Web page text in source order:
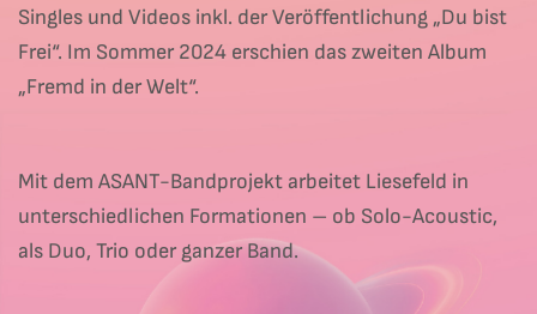
Singles und Videos inkl. der Veröffentlichung „Du bist
Frei“. Im Sommer 2024 erschien das zweiten Album
„Fremd in der Welt“.
Mit dem ASANT-Bandprojekt arbeitet Liesefeld in
unterschiedlichen Formationen – ob Solo-Acoustic,
als Duo, Trio oder ganzer Band.